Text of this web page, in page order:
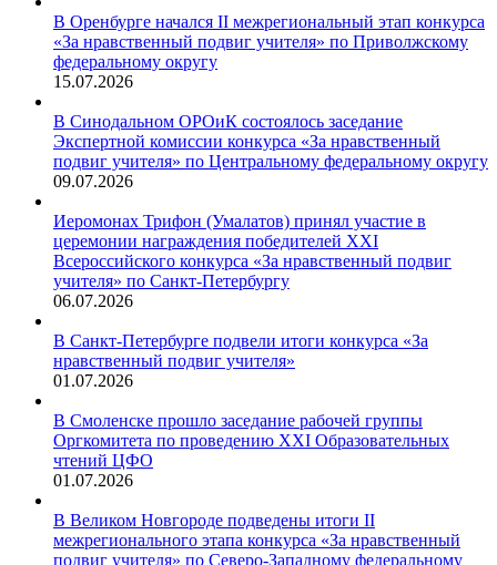
В Оренбурге начался II межрегиональный этап конкурса
«За нравственный подвиг учителя» по Приволжскому
федеральному округу
15.07.2026
В Синодальном ОРОиК состоялось заседание
Экспертной комиссии конкурса «За нравственный
подвиг учителя» по Центральному федеральному округу
09.07.2026
Иеромонах Трифон (Умалатов) принял участие в
церемонии награждения победителей XXI
Всероссийского конкурса «За нравственный подвиг
учителя» по Санкт-Петербургу
06.07.2026
В Санкт-Петербурге подвели итоги конкурса «За
нравственный подвиг учителя»
01.07.2026
В Смоленске прошло заседание рабочей группы
Оргкомитета по проведению XXI Образовательных
чтений ЦФО
01.07.2026
В Великом Новгороде подведены итоги II
межрегионального этапа конкурса «За нравственный
подвиг учителя» по Северо-Западному федеральному